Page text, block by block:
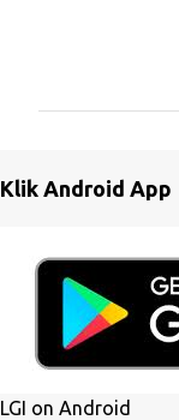
t
r
Klik Android App
LGI on Android